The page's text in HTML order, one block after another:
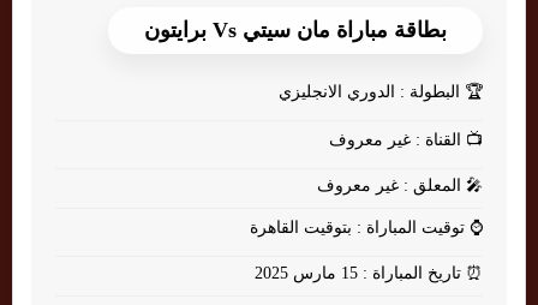
بطاقة مباراة مان سيتي Vs برايتون
🏆 البطولة : الدوري الانجليزي
📺 القناة : غير معروف
🎤 المعلق : غير معروف
⌚ توقيت المباراة : بتوقيت القاهرة
⏰ تاريخ المباراة : 15 مارس 2025